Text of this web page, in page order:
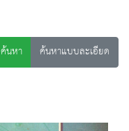
ค้นหา
ค้นหาแบบละเอียด